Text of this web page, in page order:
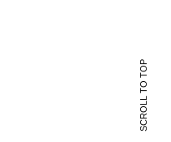
SCROLL TO TOP